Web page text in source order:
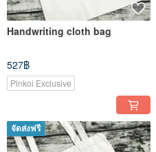
Handwriting cloth bag
527฿
Pinkoi Exclusive
จัดส่งฟรี